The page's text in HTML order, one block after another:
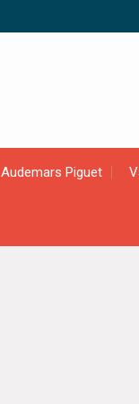
Audemars Piguet